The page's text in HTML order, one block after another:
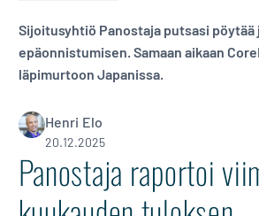
Sijoitusyhtiö Panostaja putsasi pöytää
epäonnistumisen. Samaan aikaan
läpimurtoon Japanissa.
Henri Elo
20.12.2025
Panostaja raportoi